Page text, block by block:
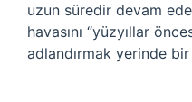
uzun süredir devam
havasını “yüzyıllar
adlandırmak yerinde